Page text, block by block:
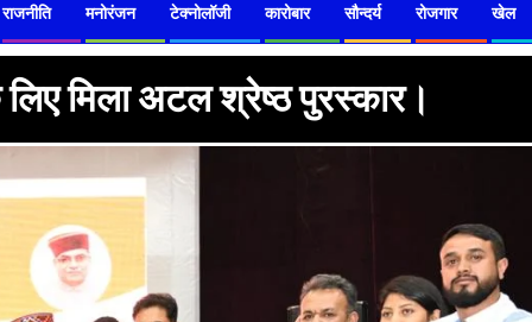
राजनीति मनोरंजन टेक्नोलॉजी कारोबार सौन्दर्य रोजगार खेल
मिला अटल श्रेष्ठ पुरस्कार।